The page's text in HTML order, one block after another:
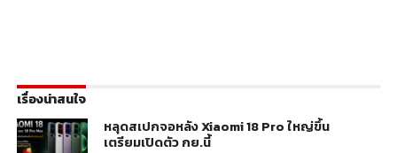
เรื่องน่าสนใจ
หลุดสเปกจอหลัง Xiaomi 18 Pro ใหญ่ขึ้น
เตรียมเปิดตัว กย.นี้